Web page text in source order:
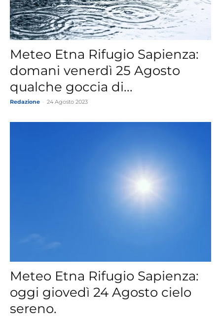
Meteo Etna Rifugio Sapienza:
domani venerdì 25 Agosto
qualche goccia di...
Redazione 24 Agosto 2023
Meteo Etna Rifugio Sapienza:
oggi giovedì 24 Agosto cielo
sereno.